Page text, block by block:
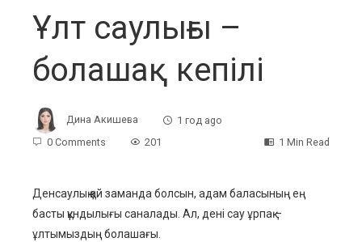
Ұлт саулығы –
болашақ кепілі
Дина Акишева
1 год ago
0 Comments
201 1 Min Read
Денсаулыққай заманда болсын, адам баласының ең
басты құндылығы саналады. Ал, дені сауұрпақ –
ұлтымыздыңболашағы.